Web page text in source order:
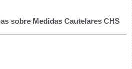
sobre Medidas Cautelares CHS